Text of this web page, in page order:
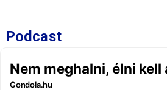
Podcast